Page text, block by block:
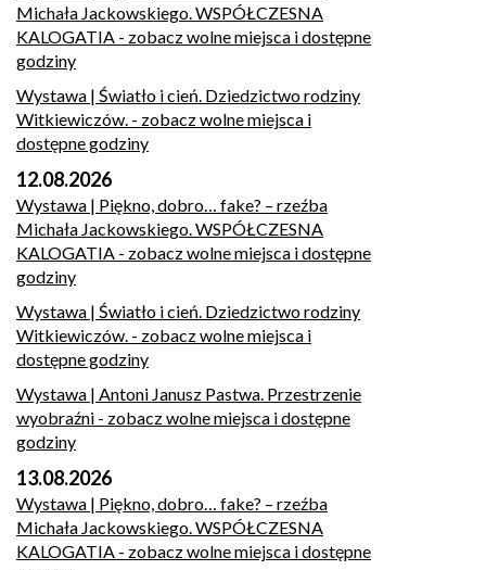
Michała Jackowskiego. WSPÓŁCZESNA
KALOGATIA - zobacz wolne miejsca i dostępne
godziny
Wystawa | Światło i cień. Dziedzictwo rodziny
Witkiewiczów. - zobacz wolne miejsca i
dostępne godziny
12.08.2026
Wystawa | Piękno, dobro… fake? – rzeźba
Michała Jackowskiego. WSPÓŁCZESNA
KALOGATIA - zobacz wolne miejsca i dostępne
godziny
Wystawa | Światło i cień. Dziedzictwo rodziny
Witkiewiczów. - zobacz wolne miejsca i
dostępne godziny
Wystawa | Antoni Janusz Pastwa. Przestrzenie
wyobraźni - zobacz wolne miejsca i dostępne
godziny
13.08.2026
Wystawa | Piękno, dobro… fake? – rzeźba
Michała Jackowskiego. WSPÓŁCZESNA
KALOGATIA - zobacz wolne miejsca i dostępne